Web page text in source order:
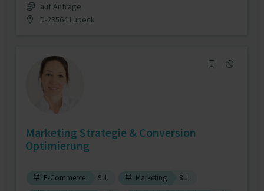
auf Anfrage
D-23564 Lübeck
Marketing Strategie & Conversion
Optimierung
E-Commerce 9 J. Marketing
8 J.